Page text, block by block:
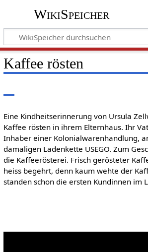
WikiSpeicher
Kaffee rösten
Eine Kindheitserinnerung von Ursula
Kaffee rösten in ihrem Elternhaus. Ihr
Inhaber einer Kolonialwarenhandlung,
damaligen Ladenkette USEGO. Zum
die Kaffeerösterei. Frisch gerösteter
heiss begehrt, denn kaum wehte der
standen schon die ersten Kundinnen im